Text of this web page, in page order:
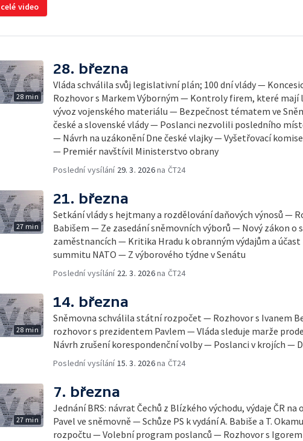
video
28 min
28. března
Vláda schválila svůj legislativní plán; 100 dní vlády —
Rozhovor s Markem Výborným — Kontroly firem, které mají
vývoz vojenského materiálu — Bezpečnost tématem ve
české a slovenské vlády — Poslanci nezvolili posledního
— Návrh na uzákonění Dne české vlajky — Vyšetřovací
— Premiér navštívil Ministerstvo obrany
Poslední vysílání 29. 3. 2026na ČT24
27 min
21. března
Setkání vlády s hejtmany a rozdělování daňových výnosů —
Babišem — Ze zasedání sněmovních výborů — Nový zákon o
zaměstnancích — Kritika Hradu k obranným výdajům a
summitu NATO — Z výborového týdne v Senátu
Poslední vysílání 22. 3. 2026na ČT24
28 min
14. března
Sněmovna schválila státní rozpočet — Rozhovor s Ivanem
rozhovor s prezidentem Pavlem — Vláda sleduje marže
Návrh zrušení korespondenční volby — Poslanci v krojích —
Poslední vysílání15. 3. 2026na ČT24
27 min
7. března
Jednání BRS: návrat Čechů z Blízkého východu, výdaje ČR
Pavel ve sněmovně — Schůze PS k vydání A. Babiše a T.
rozpočtu — Volební program poslanců — Rozhovor s Igorem